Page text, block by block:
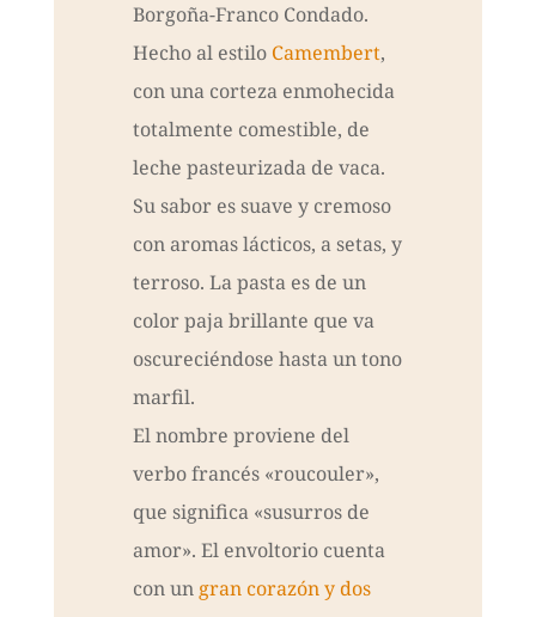
Borgoña-Franco Condado.
Hecho al estilo Camembert,
con una corteza enmohecida
totalmente comestible, de
leche pasteurizada de vaca.
Su sabor es suave y cremoso
con aromas lácticos, a setas, y
terroso. La pasta es de un
color paja brillante que va
oscureciéndose hasta un tono
marfil.
El nombre proviene del
verbo francés «roucouler»,
que significa «susurros de
amor». El envoltorio cuenta
con un gran corazón y dos